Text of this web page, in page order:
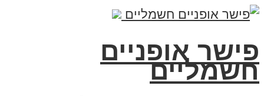
פישר אופניים
חשמליים